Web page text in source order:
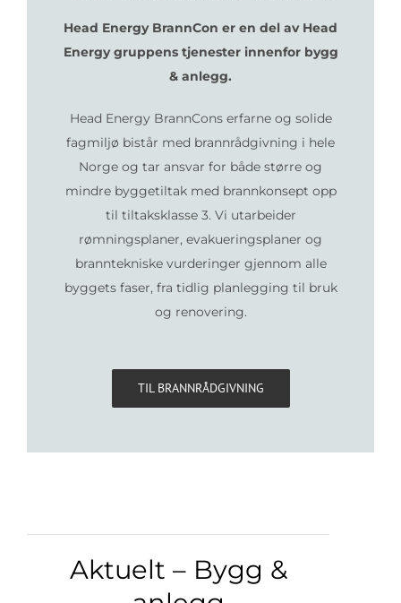
Head Energy BrannCon er en del av Head
Energy gruppens tjenester innenfor bygg
& anlegg.
Head Energy BrannCons erfarne og solide
fagmiljø bistår med brannrådgivning i hele
Norge og tar ansvar for både større og
mindre byggetiltak med brannkonsept opp
til tiltaksklasse 3. Vi utarbeider
rømningsplaner, evakueringsplaner og
branntekniske vurderinger gjennom alle
byggets faser, fra tidlig planlegging til bruk
og renovering.
TIL BRANNRÅDGIVNING
Aktuelt – Bygg &